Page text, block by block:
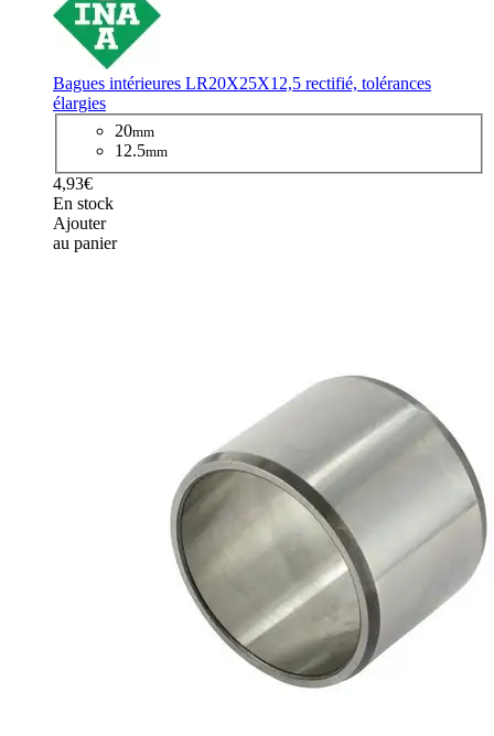
Bagues intérieures LR20X25X12,5 rectifié, tolérances
élargies
20mm
12.5mm
4,93€
En stock
Ajouter
au panier